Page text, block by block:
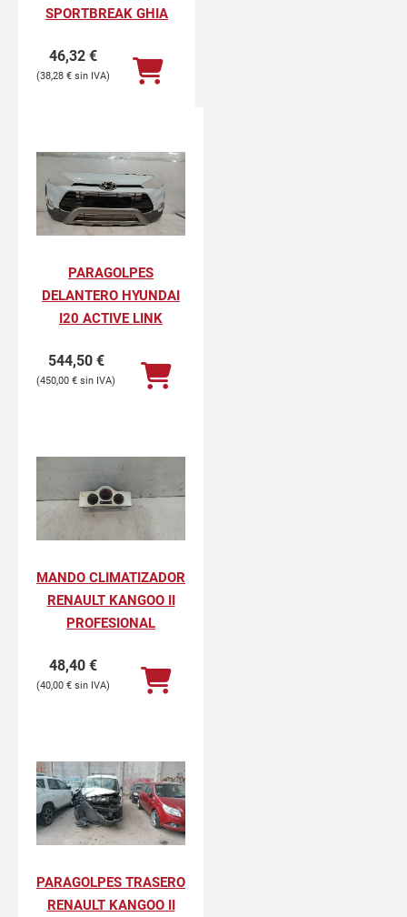
SPORTBREAK GHIA
46,32 €
38,28 €
PARAGOLPES
DELANTERO HYUNDAI
I20 ACTIVE LINK
544,50 €
450,00 €
MANDO CLIMATIZADOR
RENAULT KANGOO II
PROFESIONAL
48,40 €
40,00 €
PARAGOLPES TRASERO
RENAULT KANGOO II